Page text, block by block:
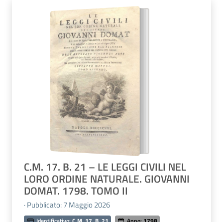
C.M. 17. B. 21 – LE LEGGI CIVILI NEL
LORO ORDINE NATURALE. GIOVANNI
DOMAT. 1798. TOMO II
· Pubblicato: 7 Maggio 2026